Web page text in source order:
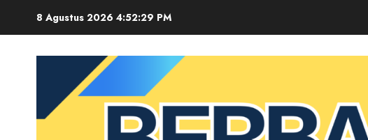
8 Agustus 2026 4:52:30 PM